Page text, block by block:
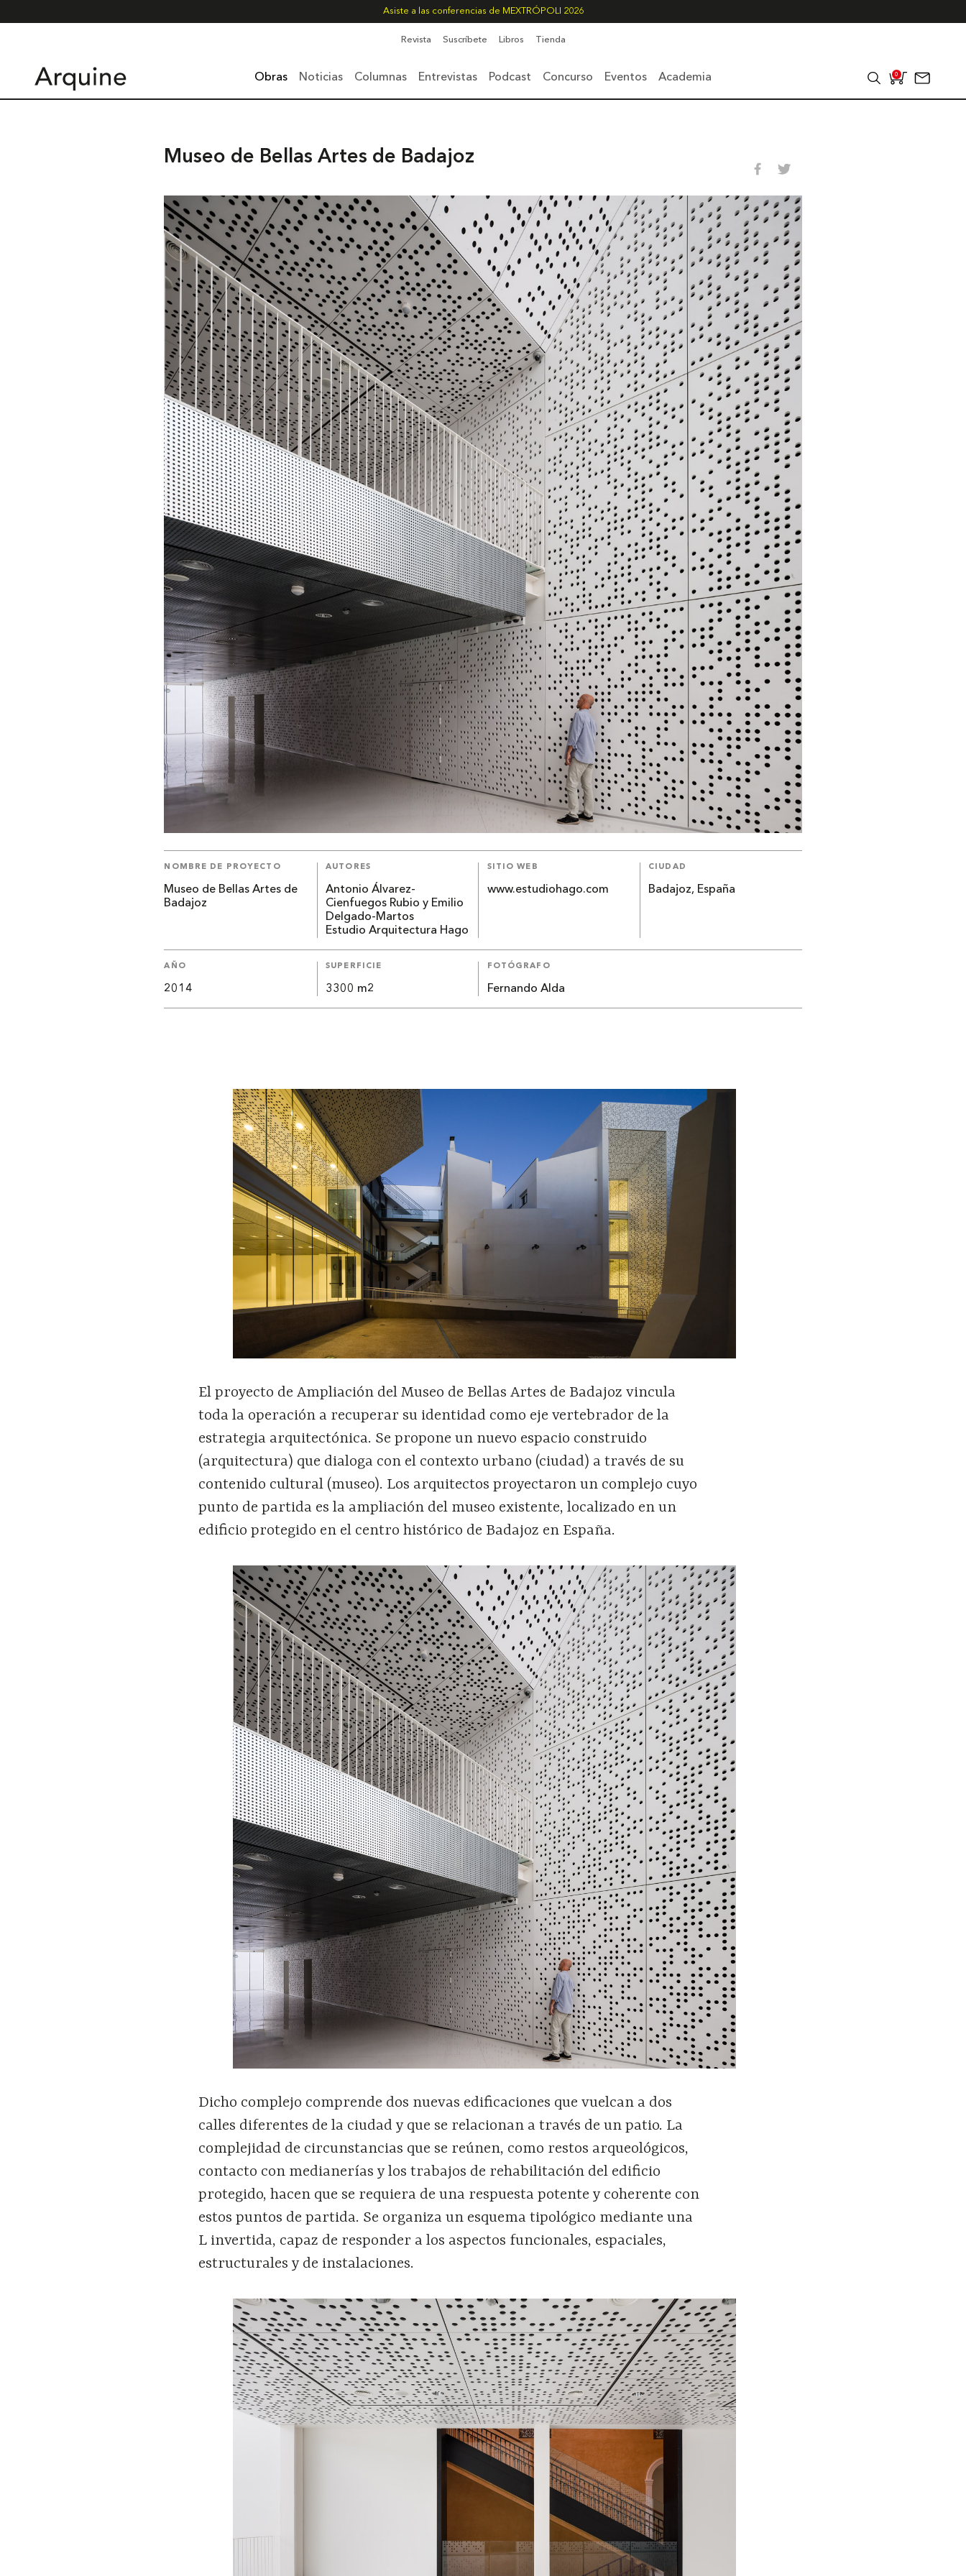
Asiste a las conferencias de MEXTRÓPOLI 2026
Revista Suscríbete Libros Tienda
Obras Noticias Columnas Entrevistas Podcast Concurso Eventos Academia 0
Museo de Bellas Artes de Badajoz
NOMBRE DE PROYECTO
Museo de Bellas Artes de
Badajoz
AUTORES
Antonio Álvarez-
Cienfuegos Rubio y Emilio
Delgado-Martos
Estudio Arquitectura Hago
SITIO WEB
www.estudiohago.com
CIUDAD
Badajoz, España
AÑO
2014
SUPERFICIE
3300 m2
FOTÓGRAFO
Fernando Alda
El proyecto de Ampliación del Museo de Bellas Artes de Badajoz vincula
toda la operación a recuperar su identidad como eje vertebrador de la
estrategia arquitectónica. Se propone un nuevo espacio construido
(arquitectura) que dialoga con el contexto urbano (ciudad) a través de su
contenido cultural (museo). Los arquitectos proyectaron un complejo cuyo
punto de partida es la ampliación del museo existente, localizado en un
edificio protegido en el centro histórico de Badajoz en España.
Dicho complejo comprende dos nuevas edificaciones que vuelcan a dos
calles diferentes de la ciudad y que se relacionan a través de un patio. La
complejidad de circunstancias que se reúnen, como restos arqueológicos,
contacto con medianerías y los trabajos de rehabilitación del edificio
protegido, hacen que se requiera de una respuesta potente y coherente con
estos puntos de partida. Se organiza un esquema tipológico mediante una
L invertida, capaz de responder a los aspectos funcionales, espaciales,
estructurales y de instalaciones.